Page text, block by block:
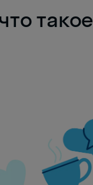
такое